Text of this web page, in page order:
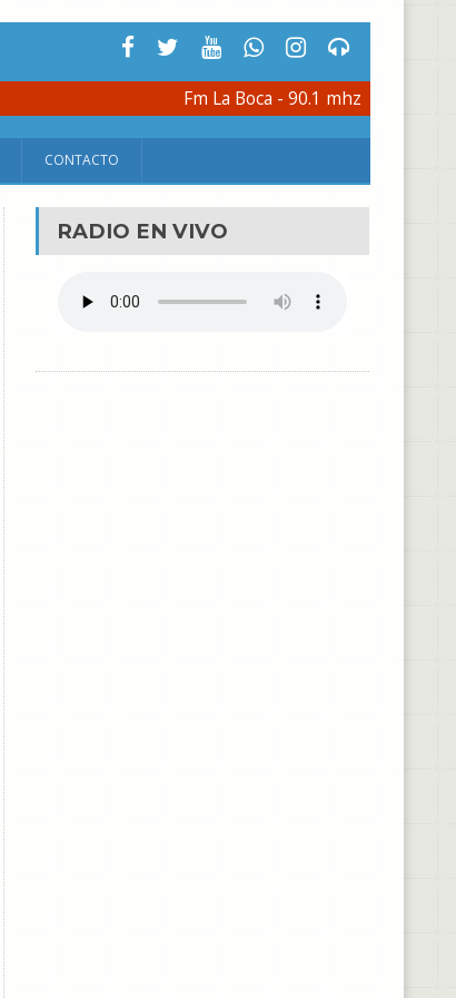
Fm La Boca - 90.1 mhz
CONTACTO
RADIO EN VIVO